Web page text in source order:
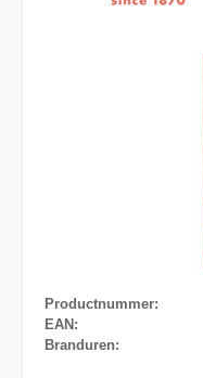
Productnummer:
EAN:
Branduren: